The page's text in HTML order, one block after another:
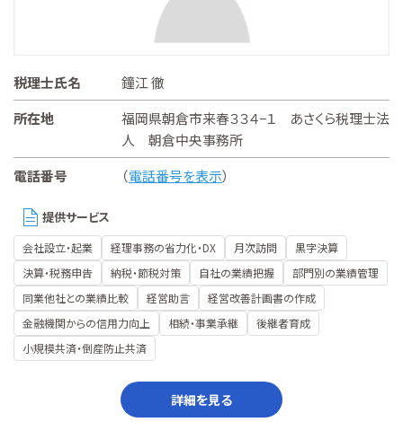
税理士氏名
鐘江 徹
所在地
福岡県朝倉市来春３３４−１ あさくら税理士法
人 朝倉中央事務所
電話番号
（電話番号を表示）
提供サービス
会社設立・起業 経理事務の省力化・DX 月次訪問
黒字決算
決算・税務申告
納税・節税対策 自社の業績把握
部門別の業績管理
同業他社との業績比較
経営助言
経営改善計画書の作成
金融機関からの信用力向上
相続・事業承継
後継者育成
小規模共済・倒産防止共済
詳細を見る